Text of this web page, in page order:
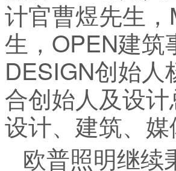
计官曹煜先生
生，OPEN建筑
DESIGN创始
合创始人及设
设计、建筑、
欧普照明继续